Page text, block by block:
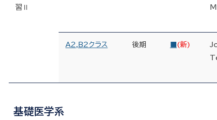
習Ⅱ
A2,B2クラス 後期 (新)
基礎医学系